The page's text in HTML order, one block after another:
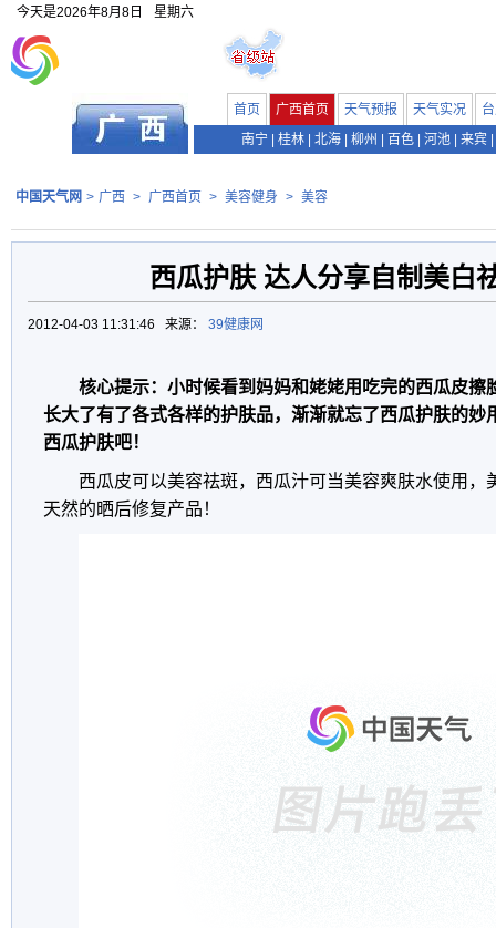
今天是2026年8月8日 星期六
首页 广西首页 天气预报 天气实况
南宁
桂林 北海 柳州 百色 河池 来宾
中国天气网 > 广西 > 广西首页 > 美容健身 > 美容
西瓜护肤 达人分享自制美白
2012-04-03 11:31:46 来源： 39健康网
核心提示：小时候看到妈妈和姥姥用吃完的西瓜皮擦
长大了有了各式各样的护肤品，渐渐就忘了西瓜护肤的妙
西瓜护肤吧！
西瓜皮可以美容祛斑，西瓜汁可当美容爽肤水使用，
天然的晒后修复产品！